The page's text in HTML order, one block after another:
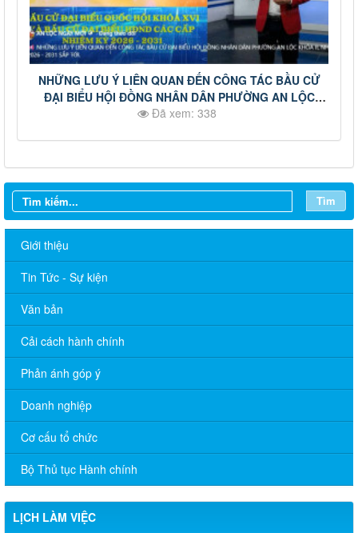
NHỮNG LƯU Ý LIÊN QUAN ĐẾN CÔNG TÁC BẦU CỬ
ĐẠI BIỂU HỘI ĐỒNG NHÂN DÂN PHƯỜNG AN LỘC
KHÓA II, NHIỆM KỲ 2026 - 2031 SẮP TỚI.
Đã xem: 338
Tìm
Giới thiệu
Tin Tức - Sự kiện
Văn bản
Cải cách hành chính
Phản ánh góp ý
Doanh nghiệp
Cơ cấu tổ chức
Bộ Thủ tục Hành chính
LỊCH LÀM VIỆC
LỊCH LÀM VIỆC TT HĐND-UBND TUẦN 30.2026 (Điều chỉnh,
bổ sung lần 4)
LỊCH LÀM VIỆC TT HĐND-UBND TUẦN 28.2026 (Điều chỉnh,
bổ sung lần 6)
LỊCH LÀM VIỆC TT HĐND-UBND TUẦN 27.2026 (Điều chỉnh,
bổ sung lần 5)
LỊCH LÀM VIỆC TT HĐND-UBND TUẦN 26.2026 (Điều chỉnh,